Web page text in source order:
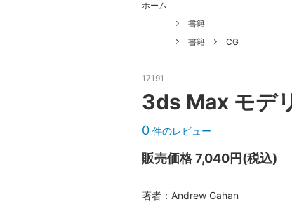
ホーム
書籍
書籍
CG
17191
3ds Max モデ
0 件のレビュー
販売価格 7,040円(税込)
著者：Andrew Gahan